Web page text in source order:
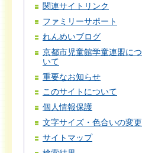
関連サイトリンク
ファミリーサポート
れんめいブログ
京都市児童館学童連盟につ
いて
重要なお知らせ
このサイトについて
個人情報保護
文字サイズ・色合いの変更
サイトマップ